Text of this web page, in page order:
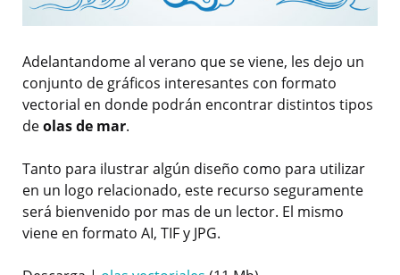
Adelantandome al verano que se viene, les dejo un
conjunto de gráficos interesantes con formato
vectorial en donde podrán encontrar distintos tipos
deolas de mar.
Tanto para ilustrar algún diseño como para utilizar
en un logo relacionado, este recurso seguramente
será bienvenido por mas de un lector. El mismo
viene en formato AI, TIF y JPG.